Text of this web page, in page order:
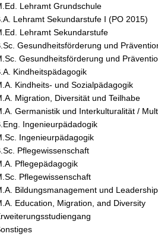
Lehramt Grundschule
Lehramt Sekundarstufe I (PO 2015)
Lehramt Sekundarstufe
Gesundheitsförderung und
Gesundheitsförderung und
Kindheitspädagogik
Kindheits- und Sozialpädagogik
Migration, Diversität und Teilhabe
Germanistik und Interkulturalität /
Ingenieurpädadogik
Ingenieurpädagogik
Pflegewissenschaft
Pflegepädagogik
Pflegewissenschaft
Bildungsmanagement und
Education, Migration, and Diversity